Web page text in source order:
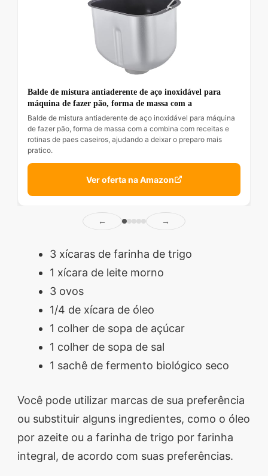
Balde de mistura antiaderente de aço inoxidável para
máquina de fazer pão, forma de massa com a
Balde de mistura antiaderente de aço inoxidável para máquina
de fazer pão, forma de massa com a combina com receitas e
rotinas de paes caseiros, ajudando a deixar o preparo mais
pratico.
Ver oferta na Amazon
← →
3 xícaras de farinha de trigo
1 xícara de leite morno
3 ovos
1/4 de xícara de óleo
1 colher de sopa de açúcar
1 colher de sopa de sal
1 sachê de fermento biológico seco
Você pode utilizar marcas de sua preferência
ou substituir alguns ingredientes, como o óleo
por azeite ou a farinha de trigo por farinha
integral, de acordo com suas preferências.